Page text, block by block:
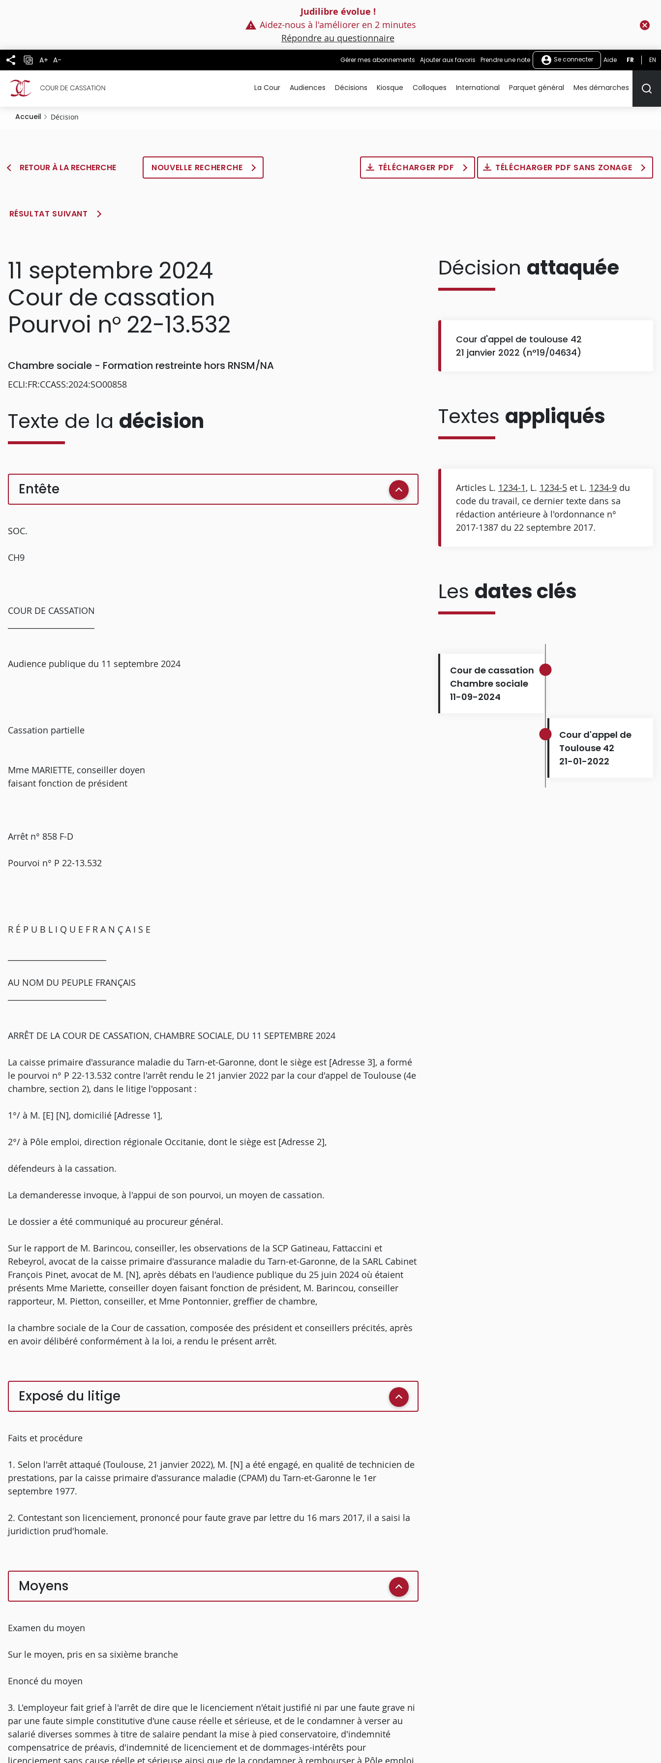
Judilibre évolue !
Aidez-nous à l'améliorer en 2 minutes
Répondre au questionnaire
A+ A- Gérer mes abonnements Ajouter aux favoris Prendre une note Se connecter Aide FR EN
La Cour Audiences Décisions Kiosque Colloques International Parquet général Mes démarches
Accueil Décision
RETOUR À LA RECHERCHE NOUVELLE RECHERCHE TÉLÉCHARGER PDF TÉLÉCHARGER PDF SANS ZONAGE
RÉSULTAT SUIVANT
11 septembre 2024
Cour de cassation
Pourvoi n° 22-13.532
Chambre sociale - Formation restreinte hors RNSM/NA
ECLI:FR:CCASS:2024:SO00858
Texte de la décision
Entête
SOC.
CH9
COUR DE CASSATION
Audience publique du 11 septembre 2024
Cassation partielle
Mme MARIETTE, conseiller doyen
faisant fonction de président
Arrêt n° 858 F-D
Pourvoi n° P 22-13.532
R É P U B L I Q U E F R A N Ç A I S E
AU NOM DU PEUPLE FRANÇAIS
ARRÊT DE LA COUR DE CASSATION, CHAMBRE SOCIALE, DU 11 SEPTEMBRE 2024
La caisse primaire d'assurance maladie du Tarn-et-Garonne, dont le siège est [Adresse 3], a formé
le pourvoi n° P 22-13.532 contre l'arrêt rendu le 21 janvier 2022 par la cour d'appel de Toulouse (4e
chambre, section 2), dans le litige l'opposant :
1°/ à M. [E] [N], domicilié [Adresse 1],
2°/ à Pôle emploi, direction régionale Occitanie, dont le siège est [Adresse 2],
défendeurs à la cassation.
La demanderesse invoque, à l'appui de son pourvoi, un moyen de cassation.
Le dossier a été communiqué au procureur général.
Sur le rapport de M. Barincou, conseiller, les observations de la SCP Gatineau, Fattaccini et
Rebeyrol, avocat de la caisse primaire d'assurance maladie du Tarn-et-Garonne, de la SARL Cabinet
François Pinet, avocat de M. [N], après débats en l'audience publique du 25 juin 2024 où étaient
présents Mme Mariette, conseiller doyen faisant fonction de président, M. Barincou, conseiller
rapporteur, M. Pietton, conseiller, et Mme Pontonnier, greffier de chambre,
la chambre sociale de la Cour de cassation, composée des président et conseillers précités, après
en avoir délibéré conformément à la loi, a rendu le présent arrêt.
Exposé du litige
Faits et procédure
1. Selon l'arrêt attaqué (Toulouse, 21 janvier 2022), M. [N] a été engagé, en qualité de technicien de
prestations, par la caisse primaire d'assurance maladie (CPAM) du Tarn-et-Garonne le 1er
septembre 1977.
2. Contestant son licenciement, prononcé pour faute grave par lettre du 16 mars 2017, il a saisi la
juridiction prud'homale.
Moyens
Examen du moyen
Sur le moyen, pris en sa sixième branche
Enoncé du moyen
3. L'employeur fait grief à l'arrêt de dire que le licenciement n'était justifié ni par une faute grave ni
par une faute simple constitutive d'une cause réelle et sérieuse, et de le condamner à verser au
salarié diverses sommes à titre de salaire pendant la mise à pied conservatoire, d'indemnité
compensatrice de préavis, d'indemnité de licenciement et de dommages-intérêts pour
licenciement sans cause réelle et sérieuse ainsi que de la condamner à rembourser à Pôle emploi
Décision attaquée
Cour d'appel de toulouse 42
21 janvier 2022 (n°19/04634)
Textes appliqués
Articles L. 1234-1, L. 1234-5et L. 1234-9du
code du travail, ce dernier texte dans sa
rédaction antérieure à l'ordonnance n°
2017-1387 du 22 septembre 2017.
Les dates clés
Cour de cassation
Chambre sociale
11-09-2024
Cour d'appel de
Toulouse 42
21-01-2022